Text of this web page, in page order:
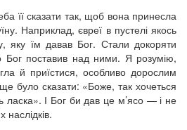
її сказати так, щоб вона принесла
Наприклад, євреї в пустелі якось
яку їм давав Бог. Стали докоряти
Бог поставив над ними. Я розумію,
й приїстися, особливо дорослим
було сказати: «Боже, так хочеться
ласка». І Бог би дав це м’ясо — і не
наслідків.